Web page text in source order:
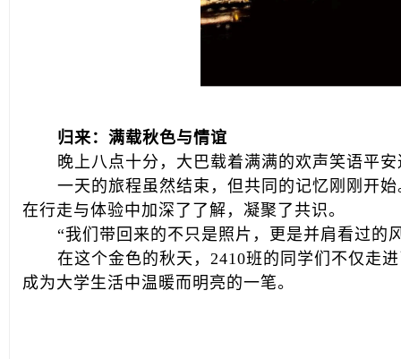
归来：满载秋色与情谊
晚上八点十分，大巴载着满满的欢声笑语平
一天的旅程虽然结束，但共同的记忆刚刚开
在行走与体验中加深了了解，凝聚了共识。
“我们带回来的不只是照片，更是并肩看过的
在这个金色的秋天，2410班的同学们不仅走
成为大学生活中温暖而明亮的一笔。